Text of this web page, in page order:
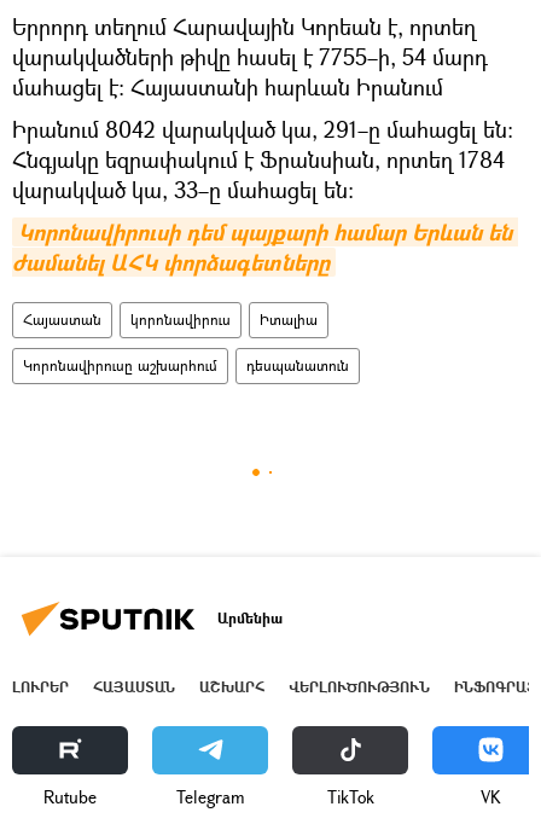
Երրորդ տեղում Հարավային Կորեան է, որտեղ
վարակվածների թիվը հասել է 7755–ի, 54 մարդ
մահացել է։ Հայաստանի հարևան Իրանում
Իրանում 8042 վարակված կա, 291–ը մահացել են։
Հնգյակը եզրափակում է Ֆրանսիան, որտեղ 1784
վարակված կա, 33–ը մահացել են։
Կորոնավիրուսի դեմ պայքարի համար Երևան են
ժամանել ԱՀԿ փորձագետները
Հայաստան կորոնավիրուս Իտալիա
Կորոնավիրուսը աշխարհում դեսպանատուն
Արմենիա
ԼՈՒՐԵՐ ՀԱՅԱՍՏԱՆ ԱՇԽԱՐՀ ՎԵՐԼՈՒԾՈՒԹՅՈՒՆ
Rutube Telegram ТikТоk VK